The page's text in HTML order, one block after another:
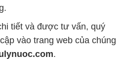
tiết và được tư vấn, quý
vào trang web của chúng
.